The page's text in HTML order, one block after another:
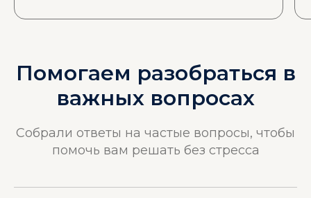
Помогаем разобраться в
важных вопросах
Собрали ответы на частые вопросы, чтобы
помочь вам решать без стресса
Звоните круглостуточно
Мы на связи 24/7 —
звоните в любое время
Вызвать агента